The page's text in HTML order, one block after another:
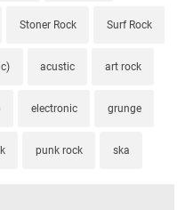
Stoner Rock Surf Rock
acustic art rock
electronic grunge
punk rock ska